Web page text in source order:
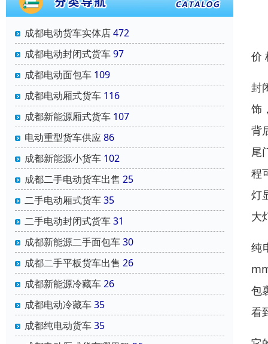
成都电动货车实体店472
成都电动封闭式货车97
成都电动面包车 109
成都电动厢式货车 116
成都新能源厢式货车 107
电动重型货车供应86
成都新能源小货车 102
成都二手电动货车出售 25
二手电动厢式货车35
二手电动封闭式货车31
成都新能源二手面包车30
成都二手平板货车出售 26
成都新能源冷藏车26
成都电动冷藏车35
成都纯电动货车35
价
封
饰
背
尾
程
灯
大
纯
包
看